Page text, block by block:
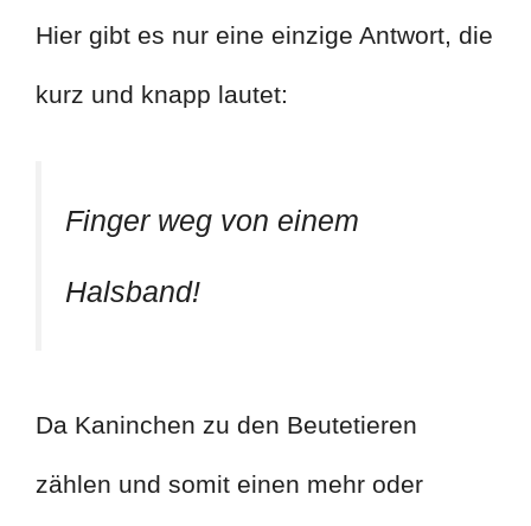
Hier gibt es nur eine einzige Antwort, die
kurz und knapp lautet:
Finger weg von einem
Halsband!
Da Kaninchen zu den Beutetieren
zählen und somit einen mehr oder